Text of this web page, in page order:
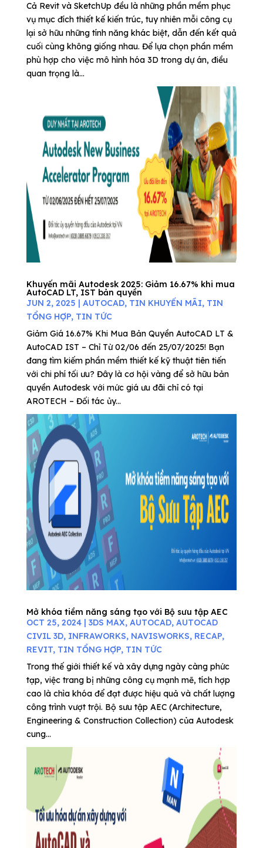
Cả Revit và SketchUp đều là những phần mềm phục
vụ mục đích thiết kế kiến trúc, tuy nhiên mỗi công cụ
lại sở hữu những tính năng khác biệt, dẫn đến kết quả
cuối cùng không giống nhau. Để lựa chọn phần mềm
phù hợp cho việc mô hình hóa 3D trong dự án, điều
quan trọng là...
Khuyến mãi Autodesk 2025: Giảm 16.67% khi mua
AutoCAD LT, IST bản quyền
JUN 2, 2025 | AUTOCAD, TIN KHUYẾN MÃI, TIN
TỔNG HỢP, TIN TỨC
Giảm Giá 16.67% Khi Mua Bản Quyền AutoCAD LT &
AutoCAD IST – Chỉ Từ 02/06 đến 25/07/2025! Bạn
đang tìm kiếm phần mềm thiết kế kỹ thuật tiên tiến
với chi phí tối ưu? Đây là cơ hội vàng để sở hữu bản
quyền Autodesk với mức giá ưu đãi chỉ có tại
AROTECH – Đối tác ủy...
Mở khóa tiềm năng sáng tạo với Bộ sưu tập AEC
OCT 25, 2024| 3DS MAX, AUTOCAD, AUTOCAD
CIVIL 3D, INFRAWORKS, NAVISWORKS, RECAP,
REVIT, TIN TỔNG HỢP, TIN TỨC
Trong thế giới thiết kế và xây dựng ngày càng phức
tạp, việc trang bị những công cụ mạnh mẽ, tích hợp
cao là chìa khóa để đạt được hiệu quả và chất lượng
công trình vượt trội. Bộ sưu tập AEC (Architecture,
Engineering & Construction Collection) của Autodesk
cung...